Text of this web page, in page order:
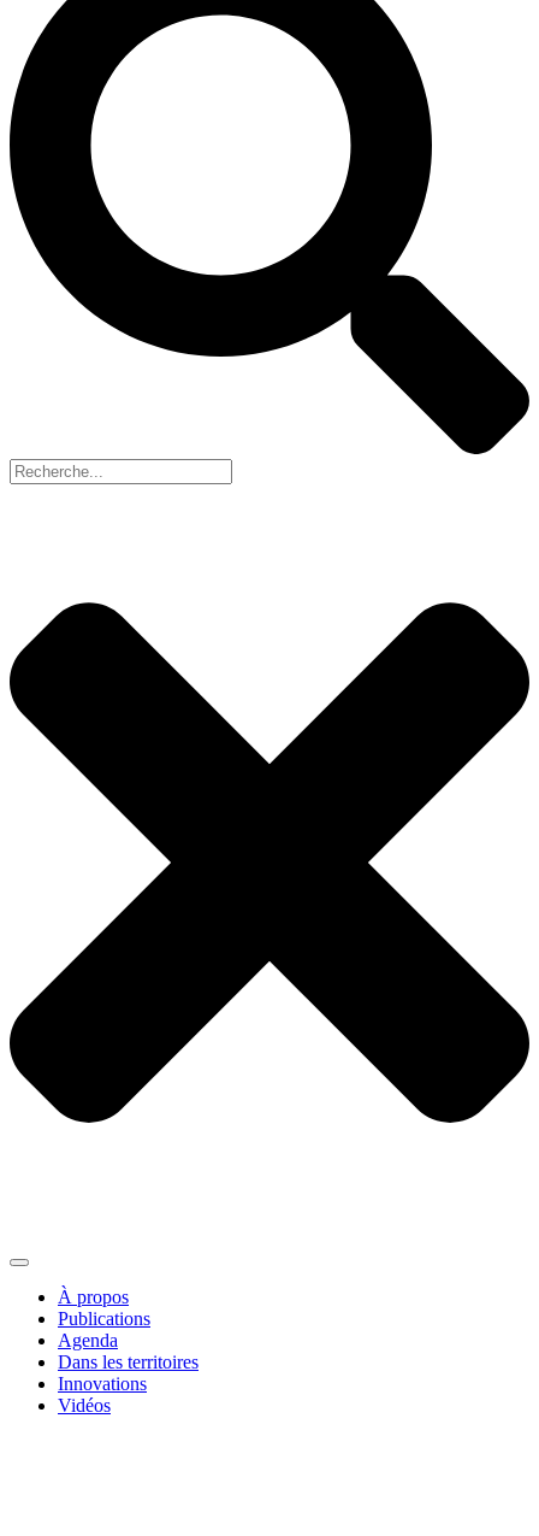
À propos
Publications
Agenda
Dans les territoires
Innovations
Vidéos